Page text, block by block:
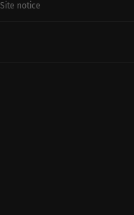
Site notice